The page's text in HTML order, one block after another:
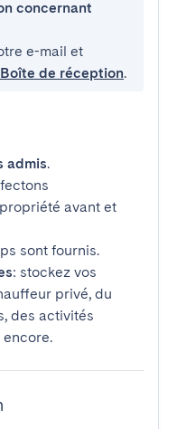
concernant
e-mail et
Boîte de réception.
admis.
avant et
sont fournis.
: stockez vos
privé, du
des activités